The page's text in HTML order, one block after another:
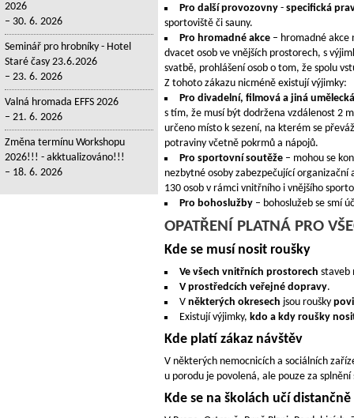
Pro další provozovny - specifická
sportoviště či sauny.
Pro hromadné akce – hromadné akce
dvacet osob ve vnějších prostorech, s
svatbě, prohlášení osob o tom, že spolu
Z tohoto zákazu nicméně existují výjimky:
Pro divadelní, filmová a jiná
s tím, že musí být dodržena vzdálenost 2
určeno místo k sezení, na kterém se
potraviny včetně pokrmů a nápojů.
Pro sportovní soutěže – mohou se
nezbytné osoby zabezpečující
130 osob v rámci vnitřního i vnějšího
Pro bohoslužby – bohoslužeb se smí
OPATŘENÍ PLATNÁ PRO
Kde se musí nosit roušky
Ve všech vnitřních prostorech staveb
V prostředcích veřejné dopravy.
V některých okresech jsou roušky
Existují výjimky, kdo a kdy roušky
Kde platí zákaz návštěv
V některých nemocnicích a sociálních
u porodu je povolená, ale pouze za
Kde se na školách učí distančně
2026
30. 6. 2026
Seminář pro hrobníky - Hotel
Staré časy 23.6.2026
23. 6. 2026
Valná hromada EFFS 2026
21. 6. 2026
Změna termínu Workshopu
2026!!! - akktualizováno!!!
18. 6. 2026